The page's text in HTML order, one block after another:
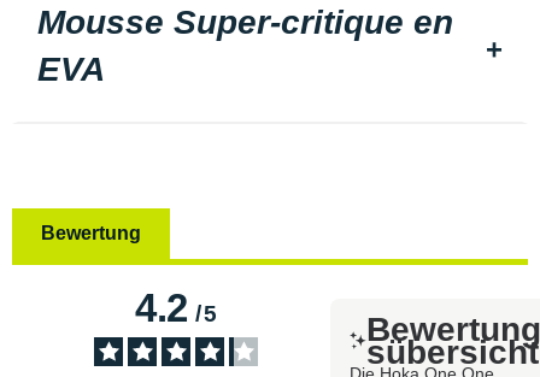
Mousse Super-critique en
EVA
Bewertung
4.2/5
sübersicht
Die Hoka One One